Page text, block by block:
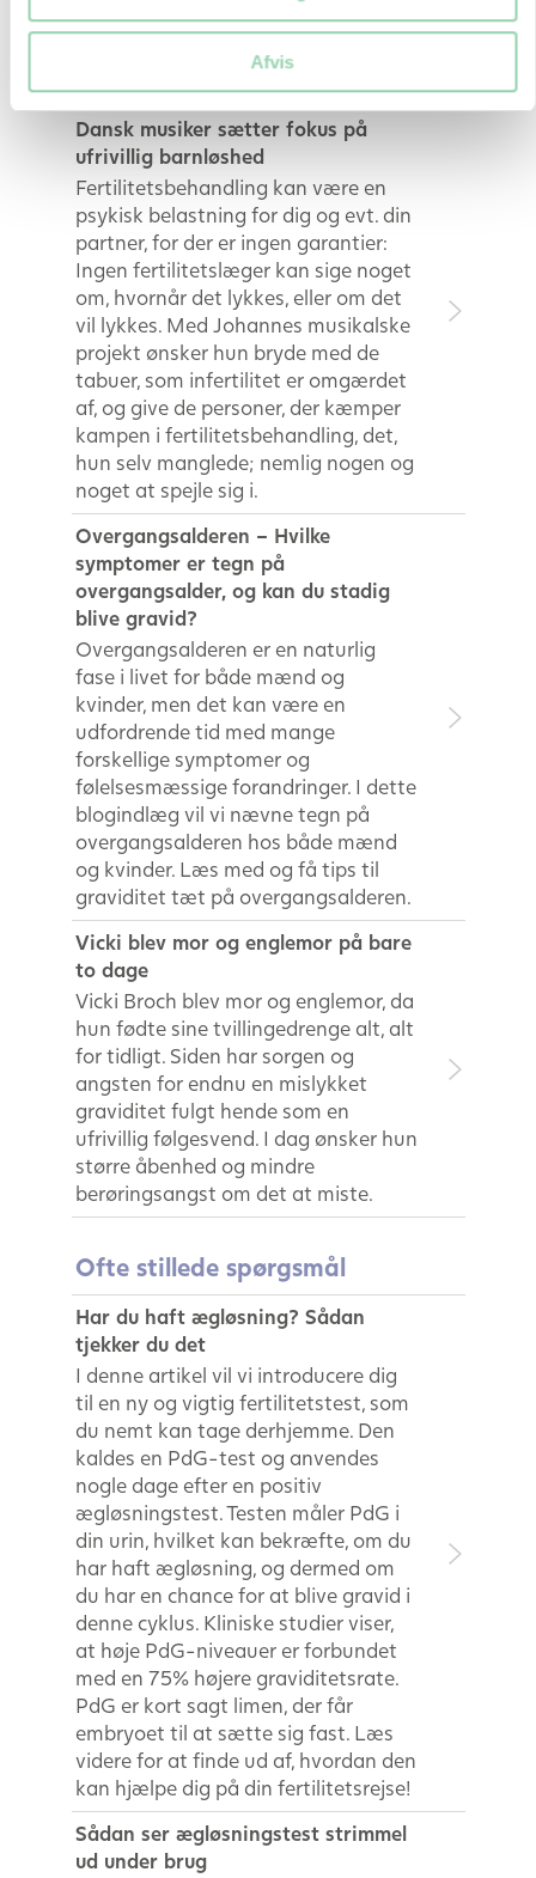
Afvis
graviditetstest og giver råd til,
hvordan du bliver gravid næste
måned.
Dansk musiker sætter fokus på
ufrivillig barnløshed
Fertilitetsbehandling kan være en
psykisk belastning for dig og evt. din
partner, for der er ingen garantier:
Ingen fertilitetslæger kan sige noget
om, hvornår det lykkes, eller om det
vil lykkes. Med Johannes musikalske
projekt ønsker hun bryde med de
tabuer, som infertilitet er omgærdet
af, og give de personer, der kæmper
kampen i fertilitetsbehandling, det,
hun selv manglede; nemlig nogen og
noget at spejle sig i.
Overgangsalderen – Hvilke
symptomer er tegn på
overgangsalder, og kan du stadig
blive gravid?
Overgangsalderen er en naturlig
fase i livet for både mænd og
kvinder, men det kan være en
udfordrende tid med mange
forskellige symptomer og
følelsesmæssige forandringer. I dette
blogindlæg vil vi nævne tegn på
overgangsalderen hos både mænd
og kvinder. Læs med og få tips til
graviditet tæt på overgangsalderen.
Vicki blev mor og englemor på bare
to dage
Vicki Broch blev mor og englemor, da
hun fødte sine tvillingedrenge alt, alt
for tidligt. Siden har sorgen og
angsten for endnu en mislykket
graviditet fulgt hende som en
ufrivillig følgesvend. I dag ønsker hun
større åbenhed og mindre
berøringsangst om det at miste.
Ofte stillede spørgsmål
Har du haft ægløsning? Sådan
tjekker du det
I denne artikel vil vi introducere dig
til en ny og vigtig fertilitetstest, som
du nemt kan tage derhjemme. Den
kaldes en PdG-test og anvendes
nogle dage efter en positiv
ægløsningstest. Testen måler PdG i
din urin, hvilket kan bekræfte, om du
har haft ægløsning, og dermed om
du har en chance for at blive gravid i
denne cyklus. Kliniske studier viser,
at høje PdG-niveauer er forbundet
med en 75% højere graviditetsrate.
PdG er kort sagt limen, der får
embryoet til at sætte sig fast. Læs
videre for at finde ud af, hvordan den
kan hjælpe dig på din fertilitetsrejse!
Sådan ser ægløsningstest strimmel
ud under brug